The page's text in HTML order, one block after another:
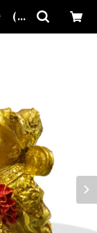
(ミ